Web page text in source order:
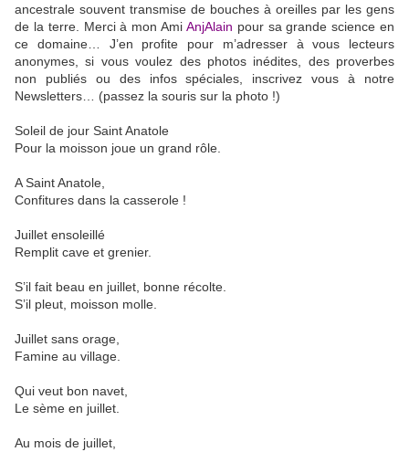
ancestrale souvent transmise de bouches à oreilles par les gens
de la terre. Merci à mon Ami AnjAlain pour sa grande science en
ce domaine… J’en profite pour m’adresser à vous lecteurs
anonymes, si vous voulez des photos inédites, des proverbes
non publiés ou des infos spéciales, inscrivez vous à notre
Newsletters… (passez la souris sur la photo !)
Soleil de jour Saint Anatole
Pour la moisson joue un grand rôle.
A Saint Anatole,
Confitures dans la casserole !
Juillet ensoleillé
Remplit cave et grenier.
S’il fait beau en juillet, bonne récolte.
S’il pleut, moisson molle.
Juillet sans orage,
Famine au village.
Qui veut bon navet,
Le sème en juillet.
Au mois de juillet,